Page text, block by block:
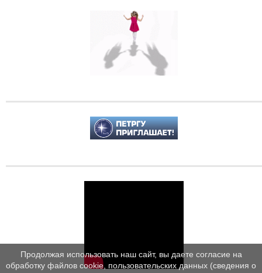
Продолжая использовать наш сайт, вы даете согласие на
обработку файлов cookie, пользовательских данных (сведения о